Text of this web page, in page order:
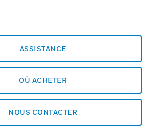
ASSISTANCE
OÙ ACHETER
NOUS CONTACTER